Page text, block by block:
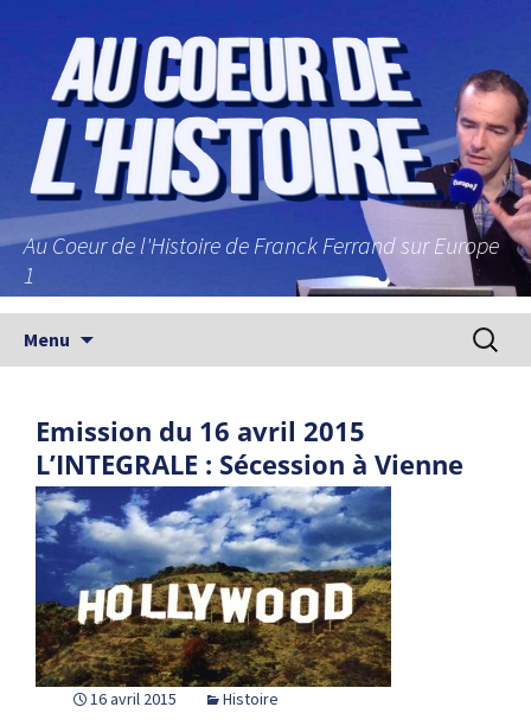
Au Coeur de l'Histoire de Franck Ferrand sur Europe
1
Menu
Emission du 16 avril 2015
L’INTEGRALE : Sécession à Vienne
16 avril 2015 Histoire